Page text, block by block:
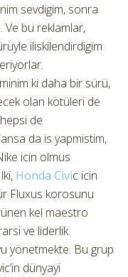
sevdigim, sonra
Ve bu reklamlar,
iliskilendirdigim
ki daha bir sürü,
olan kötüleri de
de
da is yapmistim,
icin olmus
Honda Civic icin
Fluxus korosunu
kel maestro
ve liderlik
yönetmekte. Bu grup
dünyayi